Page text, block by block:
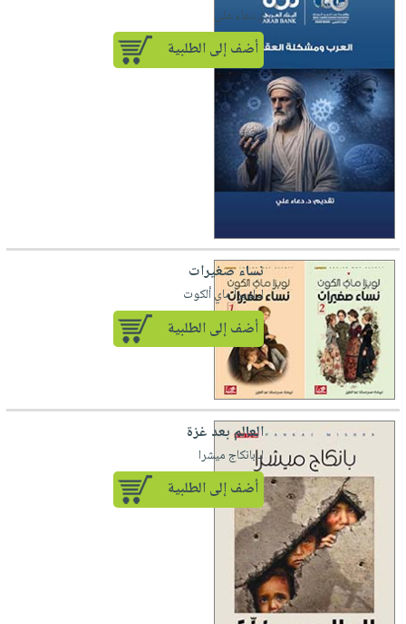
لـ دعاء علي
أضف إلى الطلبية
نساء صغيرات
لـ لويزا ماي ألكوت
أضف إلى الطلبية
العالم بعد غزة
لـ بانكاج ميشرا
أضف إلى الطلبية